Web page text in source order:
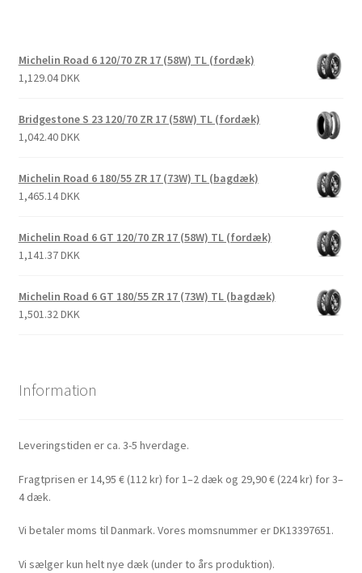
Michelin Road 6 120/70 ZR 17 (58W) TL (fordæk)
1,129.04 DKK
Bridgestone S 23 120/70 ZR 17 (58W) TL (fordæk)
1,042.40 DKK
Michelin Road 6 180/55 ZR 17 (73W) TL (bagdæk)
1,465.14 DKK
Michelin Road 6 GT 120/70 ZR 17 (58W) TL (fordæk)
1,141.37 DKK
Michelin Road 6 GT 180/55 ZR 17 (73W) TL (bagdæk)
1,501.32 DKK
Information
Leveringstiden er ca. 3-5 hverdage.
Fragtprisen er 14,95 € (112 kr) for 1–2 dæk og 29,90 € (224 kr) for 3–
4 dæk.
Vi betaler moms til Danmark. Vores momsnummer er DK13397651.
Vi sælger kun helt nye dæk (under to års produktion).